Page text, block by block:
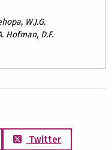
W.J.G.
Hofman, D.F.
Twitter